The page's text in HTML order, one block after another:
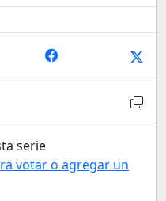
serie
votar o agregar un